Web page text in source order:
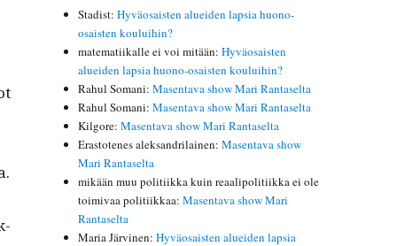
Stadist:Hyväosaisten alueiden lapsia huono-
osaisten kouluihin?
matematiikalle ei voi mitään:Hyväosaisten
alueiden lapsia huono-osaisten kouluihin?
Rahul Somani:Masentava show Mari Rantaselta
Rahul Somani:Masentava show Mari Rantaselta
Kilgore:Masentava show Mari Rantaselta
Erastotenes aleksandrilainen:Masentava show
Mari Rantaselta
mikään muu politiikka kuin reaalipolitiikka ei ole
toimivaa politiikkaa:Masentava show Mari
Rantaselta
Maria Järvinen:Hyväosaisten alueiden lapsia